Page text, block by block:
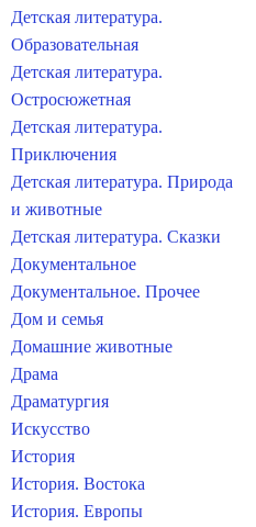
Детская литература.
Образовательная
Детская литература.
Остросюжетная
Детская литература.
Приключения
Детская литература. Природа
и животные
Детская литература. Сказки
Документальное
Документальное. Прочее
Дом и семья
Домашние животные
Драма
Драматургия
Искусство
История
История. Востока
История. Европы